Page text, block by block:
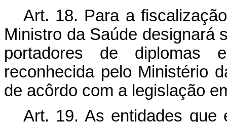
Art. 18. Para a
Ministro da Saúde designará
portadores de diplomas
reconhecida pelo Ministério
de acôrdo com a legislação
Art. 19. As entidades que